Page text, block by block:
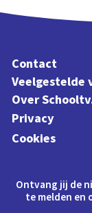
Contact
Veelgestelde
Over
Privacy
Cookies
Ontvang jij de
te melden en